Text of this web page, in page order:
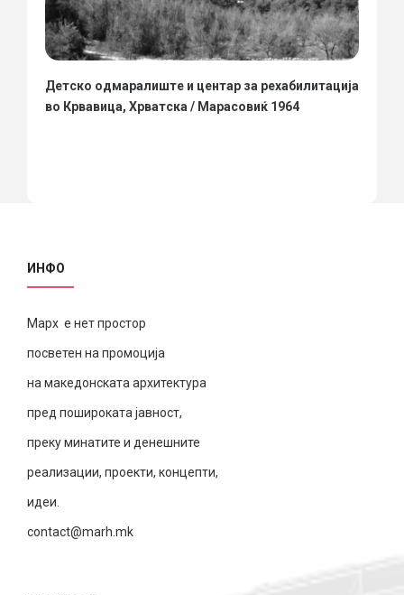
Детско одмаралиште и центар за рехабилитација
во Крвавица, Хрватска / Марасовиќ 1964
ИНФО
Марх е нет простор
посветен на промоција
на македонската архитектура
пред пошироката јавност,
преку минатите и денешните
реализации, проекти, концепти,
идеи.
contact@marh.mk